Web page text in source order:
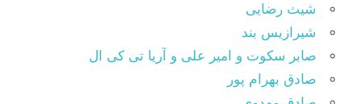
شیث رضایی
شیرازیس بند
صابر سکوت و امیر علی و آریا تی کی ال
صادق بهرام پور